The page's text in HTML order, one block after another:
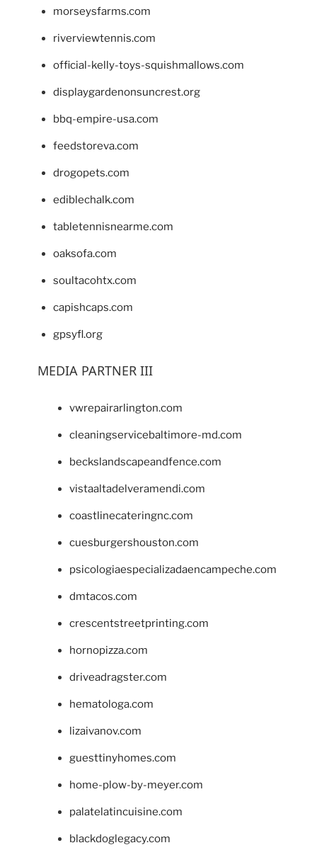
morseysfarms.com
riverviewtennis.com
official-kelly-toys-squishmallows.com
displaygardenonsuncrest.org
bbq-empire-usa.com
feedstoreva.com
drogopets.com
ediblechalk.com
tabletennisnearme.com
oaksofa.com
soultacohtx.com
capishcaps.com
gpsyfl.org
MEDIA PARTNER III
vwrepairarlington.com
cleaningservicebaltimore-md.com
beckslandscapeandfence.com
vistaaltadelveramendi.com
coastlinecateringnc.com
cuesburgershouston.com
psicologiaespecializadaencampeche.com
dmtacos.com
crescentstreetprinting.com
hornopizza.com
driveadragster.com
hematologa.com
lizaivanov.com
guesttinyhomes.com
home-plow-by-meyer.com
palatelatincuisine.com
blackdoglegacy.com